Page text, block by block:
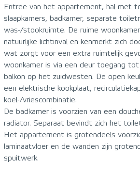
Entree van het appartement, hal met
slaapkamers, badkamer, separate
was-/stookruimte. De ruime
natuurlijke lichtinval en kenmerkt zich
wat zorgt voor een extra ruimtelijk
woonkamer is via een deur toegang
balkon op het zuidwesten. De open
een elektrische kookplaat,
koel-/vriescombinatie.
De badkamer is voorzien van een
radiator. Separaat bevindt zich het
Het appartement is grotendeels
laminaatvloer en de wanden zijn
spuitwerk.